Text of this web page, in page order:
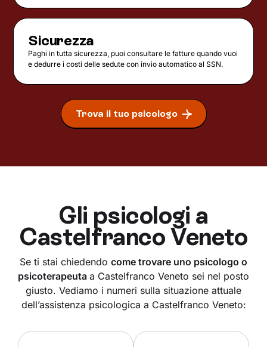
Sicurezza
Paghi in tutta sicurezza, puoi consultare le fatture quando vuoi
e dedurre i costi delle sedute con invio automatico al SSN.
Trova il tuo psicologo
Gli psicologi a
Castelfranco Veneto
Se ti stai chiedendo come trovare uno psicologo o
psicoterapeuta a Castelfranco Veneto sei nel posto
giusto. Vediamo i numeri sulla situazione attuale
dell’assistenza psicologica a Castelfranco Veneto: